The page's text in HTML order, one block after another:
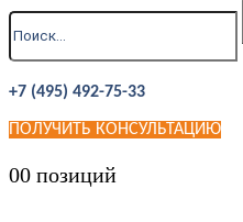
+7 (495) 492-75-33
ПОЛУЧИТЬ КОНСУЛЬТАЦИЮ
00 позиций